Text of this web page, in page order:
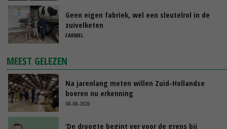
Geen eigen fabriek, wel een sleutelrol in de
zuivelketen
FARMEL
MEEST GELEZEN
Na jarenlang meten willen Zuid-Hollandse
boeren nu erkenning
08-08-2026
‘De droogte begint ver voor de grens bij